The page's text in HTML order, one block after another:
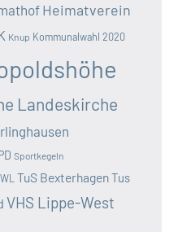
Heimatverein
Knup Kommunalwahl 2020
Landeskirche
Sportkegeln
TuS BexterhagenTus
VHS Lippe-West